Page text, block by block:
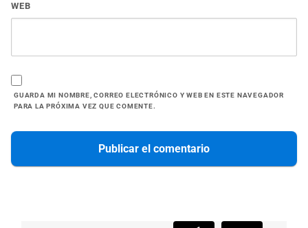
WEB
GUARDA MI NOMBRE, CORREO ELECTRÓNICO Y WEB EN ESTE NAVEGADOR
PARA LA PRÓXIMA VEZ QUE COMENTE.